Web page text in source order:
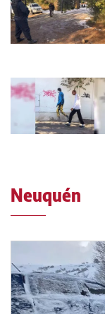
Neuquén